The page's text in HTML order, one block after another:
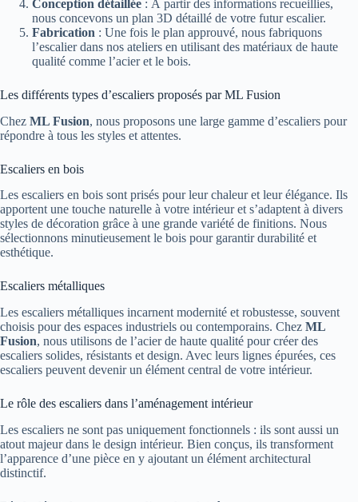
Conception détaillée : À partir des informations recueillies,
nous concevons un plan 3D détaillé de votre futur escalier.
Fabrication : Une fois le plan approuvé, nous fabriquons
l’escalier dans nos ateliers en utilisant des matériaux de haute
qualité comme l’acier et le bois.
Les différents types d’escaliers proposés par ML Fusion
Chez ML Fusion, nous proposons une large gamme d’escaliers pour
répondre à tous les styles et attentes.
Escaliers en bois
Les escaliers en bois sont prisés pour leur chaleur et leur élégance. Ils
apportent une touche naturelle à votre intérieur et s’adaptent à divers
styles de décoration grâce à une grande variété de finitions. Nous
sélectionnons minutieusement le bois pour garantir durabilité et
esthétique.
Escaliers métalliques
Les escaliers métalliques incarnent modernité et robustesse, souvent
choisis pour des espaces industriels ou contemporains. Chez ML
Fusion, nous utilisons de l’acier de haute qualité pour créer des
escaliers solides, résistants et design. Avec leurs lignes épurées, ces
escaliers peuvent devenir un élément central de votre intérieur.
Le rôle des escaliers dans l’aménagement intérieur
Les escaliers ne sont pas uniquement fonctionnels : ils sont aussi un
atout majeur dans le design intérieur. Bien conçus, ils transforment
l’apparence d’une pièce en y ajoutant un élément architectural
distinctif.